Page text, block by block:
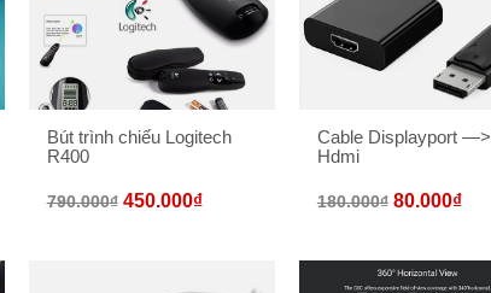
Bút trình chiếu Logitech
R400
790.000₫ 450.000₫
Cable Displayport —>
Hdmi
180.000₫ 80.000₫